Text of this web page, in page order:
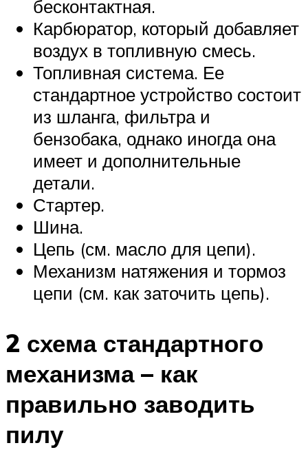
бесконтактная.
Карбюратор, который добавляет
воздух в топливную смесь.
Топливная система. Ее
стандартное устройство состоит
из шланга, фильтра и
бензобака, однако иногда она
имеет и дополнительные
детали.
Стартер.
Шина.
Цепь (см. масло для цепи).
Механизм натяжения и тормоз
цепи (см. как заточить цепь).
2 схема стандартного
механизма – как
правильно заводить
пилу